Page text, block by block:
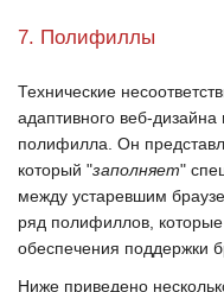
7. Полифиллы
Технические
адаптивного веб-
полифилла. Он
который "заполняет"
между устаревшим
ряд полифиллов,
обеспечения поддержки
Ниже приведено